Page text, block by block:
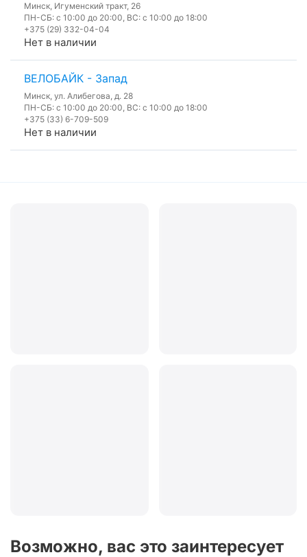
Минск, Игуменский тракт, 26
ПН-СБ: с 10:00 до 20:00, ВС: с 10:00 до 18:00
+375 (29) 332-04-04
Нет в наличии
ВЕЛОБАЙК - Запад
Минск, ул. Алибегова, д. 28
ПН-СБ: с 10:00 до 20:00, ВС: с 10:00 до 18:00
+375 (33) 6-709-509
Нет в наличии
Возможно, вас это заинтересует